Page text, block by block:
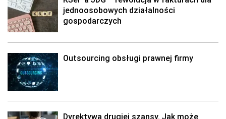
jednoosobowych działalności
gospodarczych
Outsourcing obsługi prawnej firmy
Dyrektywa drugiej szansy. Jak może